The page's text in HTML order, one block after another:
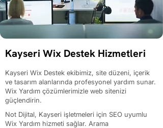
Kayseri Wix Destek Hizmetleri
Kayseri Wix Destek ekibimiz, site düzeni, içerik
ve tasarım alanlarında profesyonel yardım sunar.
Wix Yardım çözümlerimizle web sitenizi
güçlendirin.
Not Dijital, Kayseri işletmeleri için SEO uyumlu
Wix Yardım hizmeti sağlar. Arama